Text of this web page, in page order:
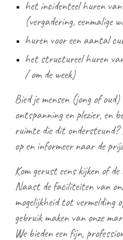
het incidenteel huren
(vergadering, eenmalige
huren voor een aantal
het structureel huren
/ om de week)
Bied je mensen (jong of
ontspanning en plezier, en
ruimte die dit
op en informeer naar de
Kom gerust eens kijken of
Naast de faciliteiten van
mogelijkheid tot vermelding
gebruik maken van onze
We bieden een fijn,